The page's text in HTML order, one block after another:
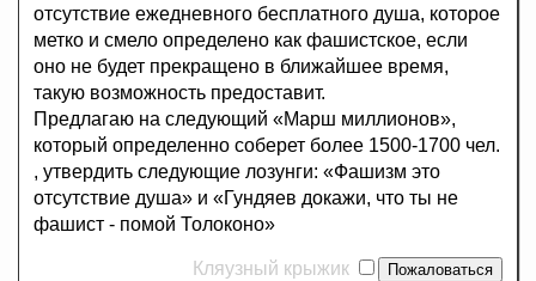
отсутствие ежедневного бесплатного душа, которое
метко и смело определено как фашистское, если
оно не будет прекращено в ближайшее время,
такую возможность предоставит.
Предлагаю на следующий «Марш миллионов»,
который определенно соберет более 1500-1700 чел.
, утвердить следующие лозунги: «Фашизм это
отсутствие душа» и «Гундяев докажи, что ты не
фашист - помой Толоконо»
Кляузный крыжик